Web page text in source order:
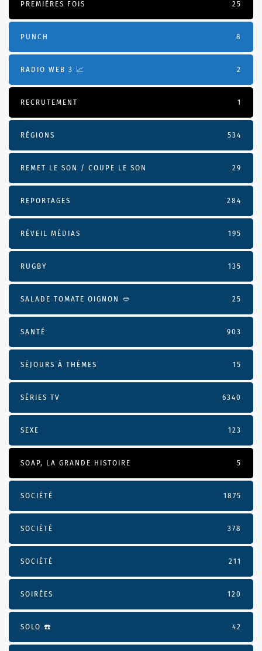
PREMIÈRES FOIS 25
PUNCH 8
RADIO WEB 3 📈 2
RECRUTEMENT 1
RÉGIONS 534
REMET LE SON / COUPE LE SON 29
REPORTAGES 284
RÉVEIL MÉDIAS 195
RUGBY 135
SALADE TOMATE OIGNON 🥙 25
SANTÉ 903
SÉJOURS À THÈMES 15
SÉRIES TV 6340
SEXE 123
SOAP, LA GRANDE HISTOIRE 5
SOCIÉTÉ 1875
SOCIÉTÉ 378
SOCIÉTÉ 211
SOIRÉES 120
SOLO ☎️ 42